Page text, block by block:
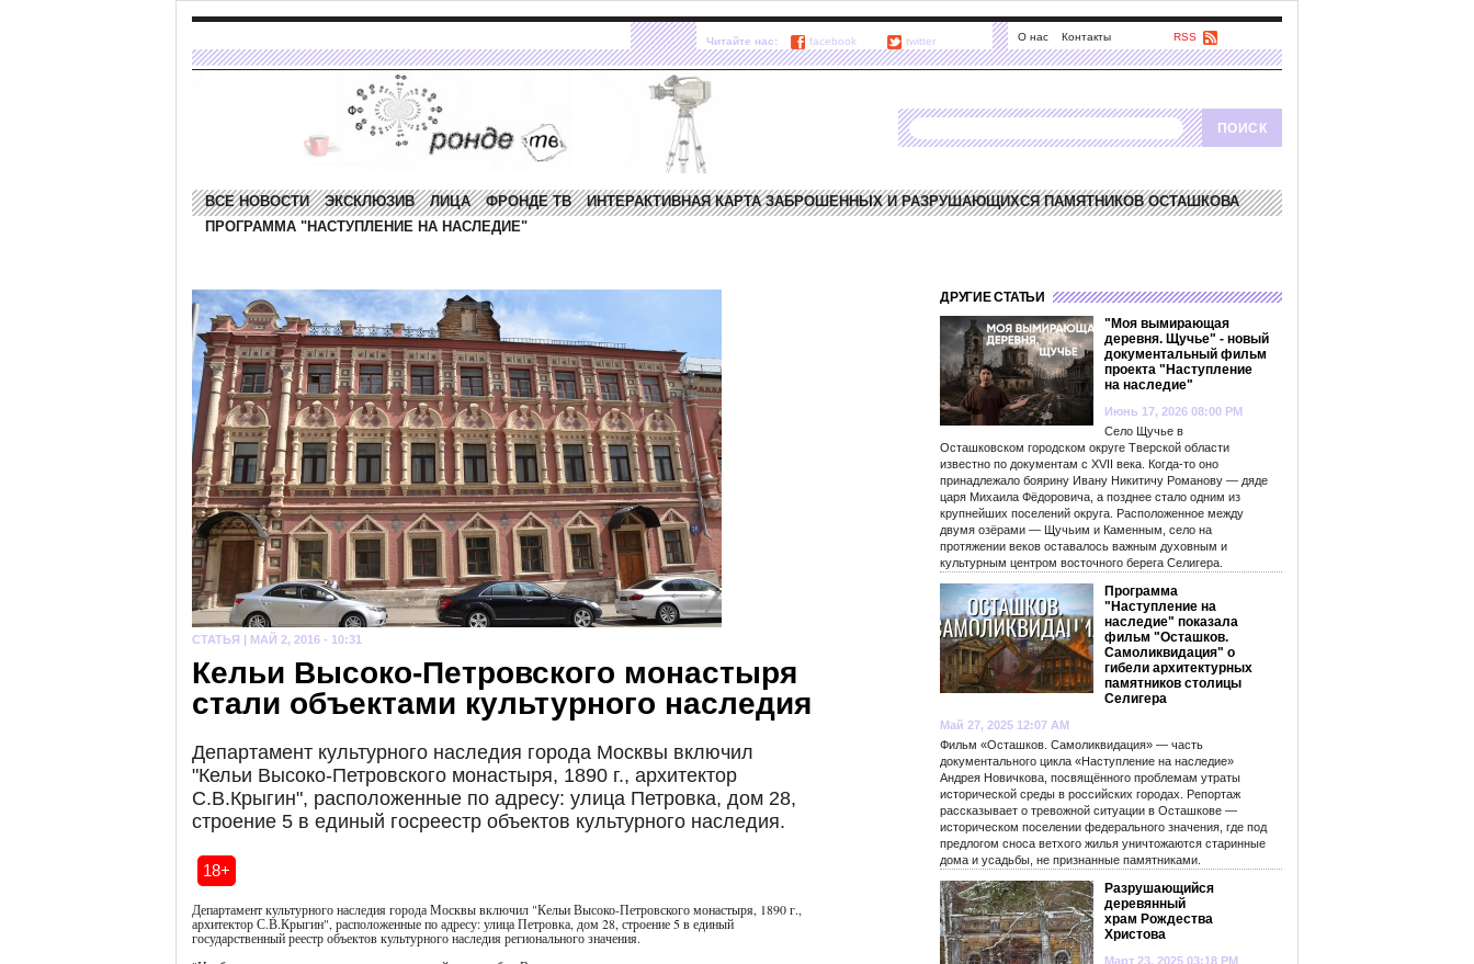
О нас Контакты RSS
Читайте нас: facebook twitter
ВСЕ НОВОСТИ ЭКСКЛЮЗИВ ЛИЦА ФРОНДЕ ТВ
ИНТЕРАКТИВНАЯ КАРТА ЗАБРОШЕННЫХ И РАЗРУШАЮЩИХСЯ ПАМЯТНИКОВ ОСТАШКОВА
ПРОГРАММА "НАСТУПЛЕНИЕ НА НАСЛЕДИЕ"
СТАТЬЯ | МАЙ 2, 2016 - 10:31
Кельи Высоко-Петровского монастыря
стали объектами культурного наследия
Департамент культурного наследия города Москвы включил
"Кельи Высоко-Петровского монастыря, 1890 г., архитектор
С.В.Крыгин", расположенные по адресу: улица Петровка, дом 28,
строение 5 в единый госреестр объектов культурного наследия.
18+
Департамент культурного наследия города Москвы включил "Кельи Высоко-Петровского монастыря, 1890 г.,
архитектор С.В.Крыгин", расположенные по адресу: улица Петровка, дом 28, строение 5 в единый
государственный реестр объектов культурного наследия регионального значения.
ДРУГИЕ СТАТЬИ
"Моя вымирающая
деревня. Щучье" - новый
документальный фильм
проекта "Наступление
на наследие"
Июнь 17, 2026 08:00 PM
Село Щучье в
Осташковском городском округе Тверской области
известно по документам с XVII века. Когда-то оно
принадлежало боярину Ивану Никитичу Романову — дяде
царя Михаила Фёдоровича, а позднее стало одним из
крупнейших поселений округа. Расположенное между
двумя озёрами — Щучьим и Каменным, село на
протяжении веков оставалось важным духовным и
культурным центром восточного берега Селигера.
Программа
"Наступление на
наследие" показала
фильм "Осташков.
Самоликвидация" о
гибели архитектурных
памятников столицы
Селигера
Май 27, 2025 12:07 AM
Фильм «Осташков. Самоликвидация» — часть
документального цикла «Наступление на наследие»
Андрея Новичкова, посвящённого проблемам утраты
исторической среды в российских городах. Репортаж
рассказывает о тревожной ситуации в Осташкове —
историческом поселении федерального значения, где под
предлогом сноса ветхого жилья уничтожаются старинные
дома и усадьбы, не признанные памятниками.
Разрушающийся
деревянный
храм Рождества
Христова
Март 23, 2025 03:18 PM